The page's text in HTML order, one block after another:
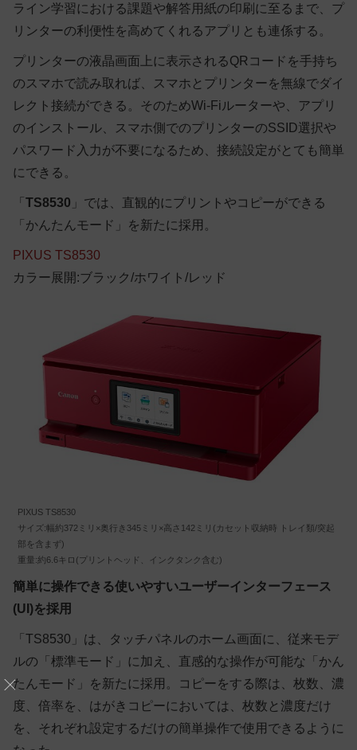
ライン学習における課題や解答用紙の印刷に至るまで、プ
リンターの利便性を高めてくれるアプリとも連係する。
プリンターの液晶画面上に表示されるQRコードを手持ち
のスマホで読み取れば、スマホとプリンターを無線でダイ
レクト接続ができる。そのためWi-Fiルーターや、アプリ
のインストール、スマホ側でのプリンターのSSID選択や
パスワード入力が不要になるため、接続設定がとても簡単
にできる。
「 TS8530 」では、直観的にプリントやコピーができる
「かんたんモード」を新たに採用。
PIXUS TS8530
カラー展開:ブラック/ホワイト/レッド
PIXUS TS8530
サイズ:幅約372ミリ×奥行き345ミリ×高さ142ミリ(カセット収納時 トレイ類/突起
部を含まず)
重量:約6.6キロ(プリントヘッド、インクタンク含む)
簡単に操作できる使いやすいユーザーインターフェース
(UI)を採用
「TS8530」は、タッチパネルのホーム画面に、従来モデ
ルの「標準モード」に加え、直感的な操作が可能な「かん
たんモード」を新たに採用。コピーをする際は、枚数、濃
度、倍率を、はがきコピーにおいては、枚数と濃度だけ
を、それぞれ設定するだけの簡単操作で使用できるように